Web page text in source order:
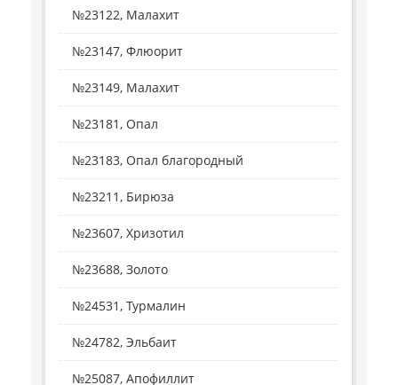
№23122, Малахит
№23147, Флюорит
№23149, Малахит
№23181, Опал
№23183, Опал благородный
№23211, Бирюза
№23607, Хризотил
№23688, Золото
№24531, Турмалин
№24782, Эльбаит
№25087, Апофиллит